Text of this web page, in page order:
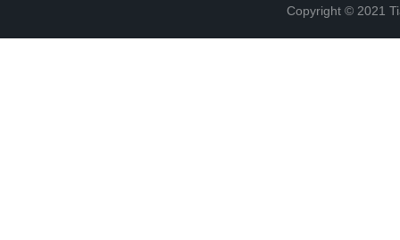
Copyright © 2021